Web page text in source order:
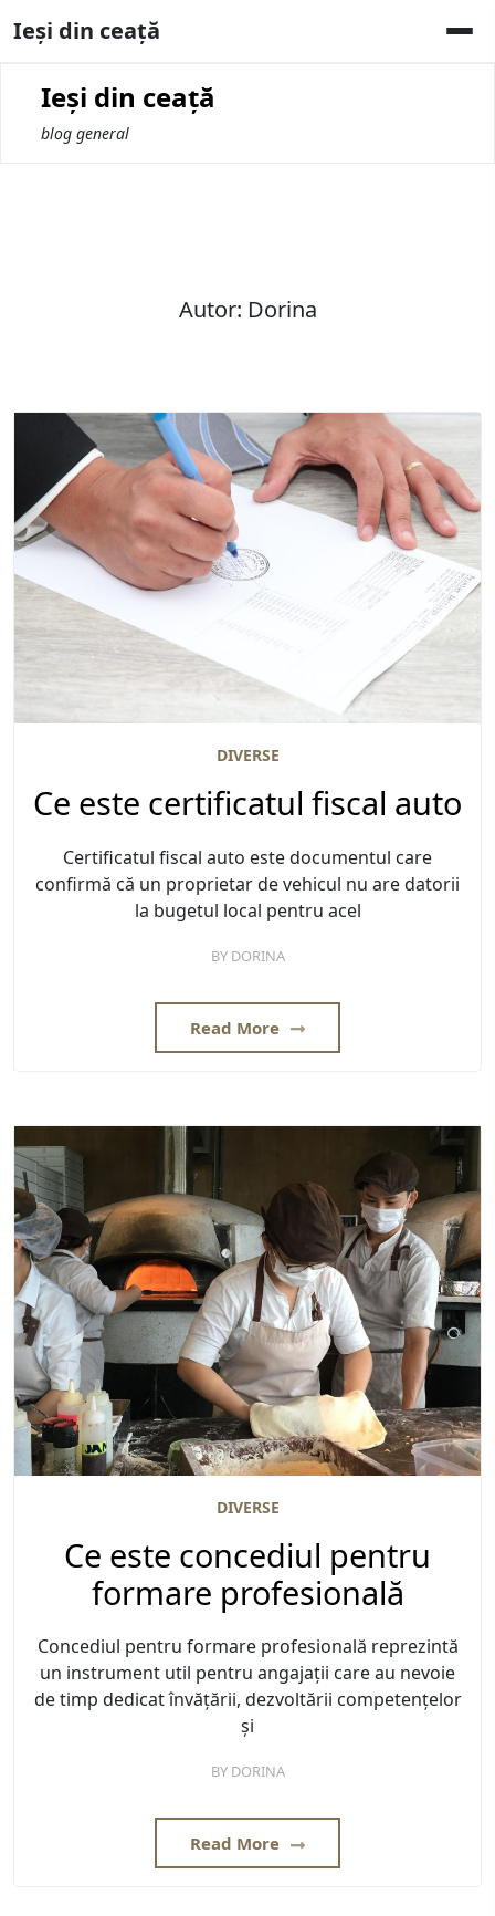
toIeși din ceață
Ieși din ceață
blog general
Autor: Dorina
DIVERSE
Ce este certificatul fiscal auto
Certificatul fiscal auto este documentul care
confirmă că un proprietar de vehicul nu are datorii
la bugetul local pentru acel
BY DORINA
Read More
DIVERSE
Ce este concediul pentru
formare profesională
Concediul pentru formare profesională reprezintă
un instrument util pentru angajații care au nevoie
de timp dedicat învățării, dezvoltării competențelor
și
BY DORINA
Read More